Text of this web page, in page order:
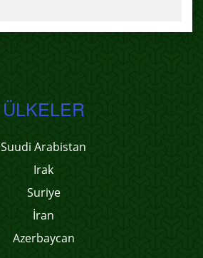
ÜLKELER
Suudi Arabistan
Irak
Suriye
İran
Azerbaycan